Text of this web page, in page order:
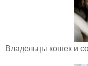
Владельцы кошек и